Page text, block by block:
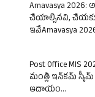
Amavasya
చేయాల్సినవి,
ఇవేAmavasya
Post Office MIS
మంత్లీ ఇన్‌కమ్
ఆదాయం...